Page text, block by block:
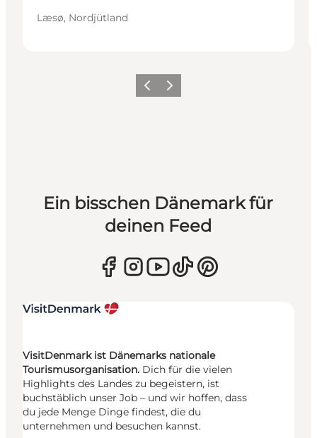
Læsø, Nordjütland
ZurückWeiter
Ein bisschen Dänemark für
deinen Feed
VisitDenmark ist Dänemarks nationale
Tourismusorganisation. Dich für die vielen
Highlights des Landes zu begeistern, ist
buchstäblich unser Job – und wir hoffen, dass
du jede Menge Dinge findest, die du
unternehmen und besuchen kannst.